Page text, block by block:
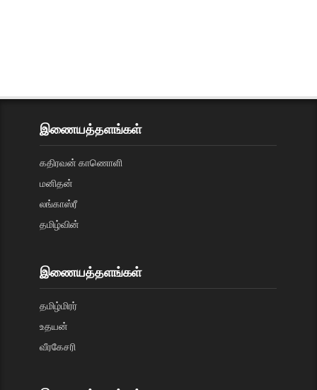
இணையத்தளங்கள்
கதிரவன் காணொளி
மனிதன்
லங்காஸ்ரீ
தமிழ்வின்
இணையத்தளங்கள்
தமிழ்மிரர்
உதயன்
வீரகேசரி